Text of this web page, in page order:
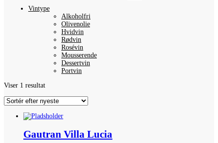
Vintype
Alkoholfri
Olivenolie
Hvidvin
Rødvin
Rosévin
Mousserende
Dessertvin
Portvin
Viser 1 resultat
Gautran Villa Lucia